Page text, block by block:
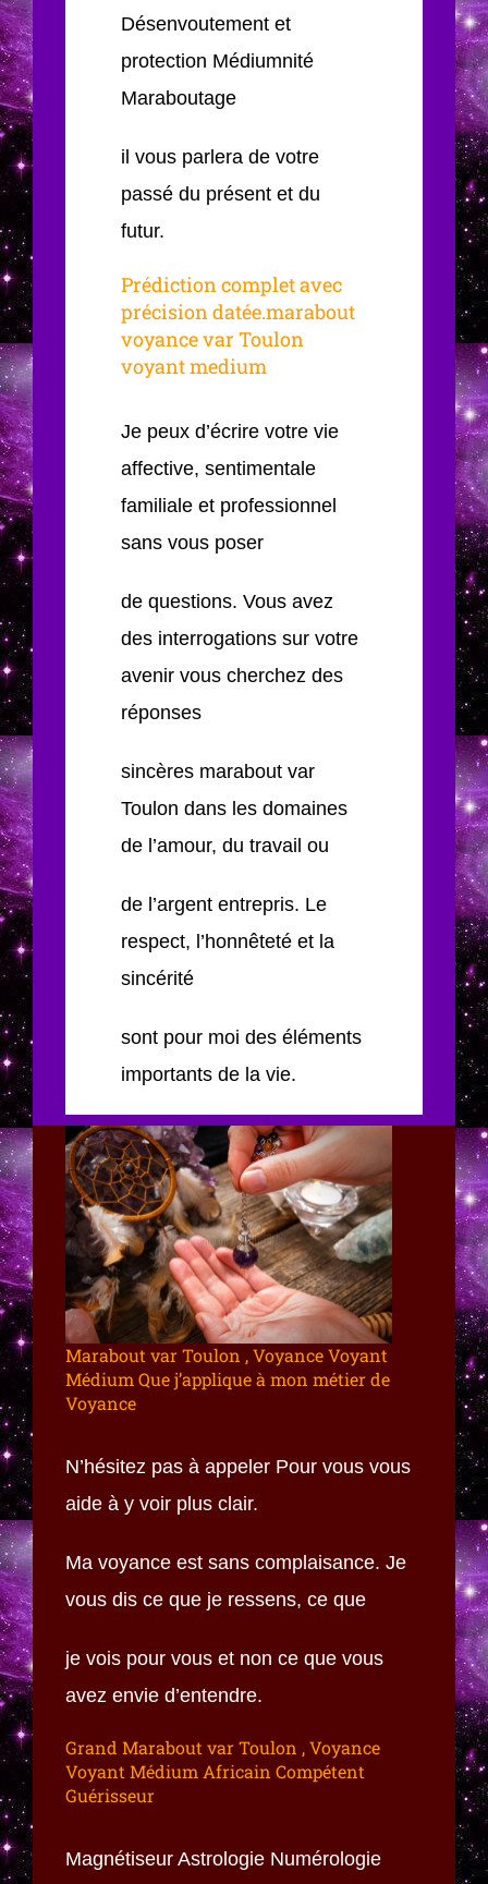
Désenvoutement et
protection Médiumnité
Maraboutage
il vous parlera de votre
passé du présent et du
futur.
Prédiction complet avec
précision datée.marabout
voyance var Toulon
voyant medium
Je peux d’écrire votre vie
affective, sentimentale
familiale et professionnel
sans vous poser
de questions. Vous avez
des interrogations sur votre
avenir vous cherchez des
réponses
sincères marabout var
Toulon dans les domaines
de l’amour, du travail ou
de l’argent entrepris. Le
respect, l’honnêteté et la
sincérité
sont pour moi des éléments
importants de la vie.
Marabout var Toulon , Voyance Voyant
Médium Que j’applique à mon métier de
Voyance
N’hésitez pas à appeler Pour vous vous
aide à y voir plus clair.
Ma voyance est sans complaisance. Je
vous dis ce que je ressens, ce que
je vois pour vous et non ce que vous
avez envie d’entendre.
Grand Marabout var Toulon , Voyance
Voyant Médium Africain Compétent
Guérisseur
Magnétiseur Astrologie Numérologie